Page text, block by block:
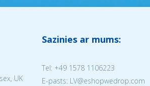
UK
Sazinies ar mums:
Tel: +49 1578 1106223
E-pasts: LV@eshopwedrop.com